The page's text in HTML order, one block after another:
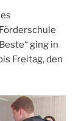
ging in
Freitag, den